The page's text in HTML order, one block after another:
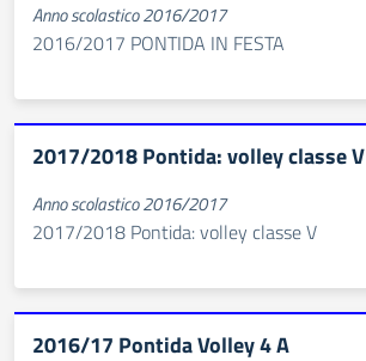
Anno scolastico 2016/2017
2016/2017 PONTIDA IN FESTA
2017/2018 Pontida: volley classe V
Anno scolastico 2016/2017
2017/2018 Pontida: volley classe V
2016/17 Pontida Volley 4 A